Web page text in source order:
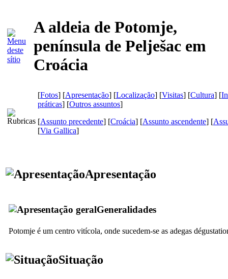
A aldeia de Potomje,
península de Pelješac em
Croácia
[Fotos] [Apresentação] [Localização] [Visitas] [Cultura] [
práticas] [Outros assuntos]
[Assunto precedente] [Croácia] [Assunto ascendente] [
[Via Gallica]
Apresentação
Generalidades
Potomje é um centro vitícola, onde sucedem-se as adegas
Situação